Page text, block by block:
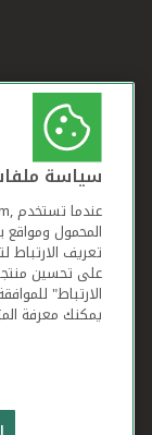
بيت
شروط
سياسة
المحمول ومواقع
تعريف
على تحسين
الارتباط"
يمكنك معرفة